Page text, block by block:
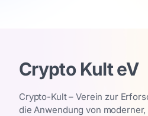
Crypto Kult eV
Crypto-Kult – Verein zur
die Anwendung von